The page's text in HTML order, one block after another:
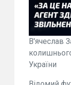
В'ячеслав
України